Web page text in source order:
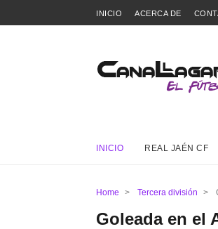
INICIO ACERCA DE
INICIO REAL JAÉN CF
Home > Tercera división >
Goleada en el